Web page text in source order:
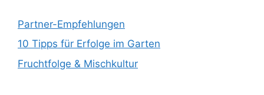
Partner-Empfehlungen
10 Tipps für Erfolge im Garten
Fruchtfolge & Mischkultur